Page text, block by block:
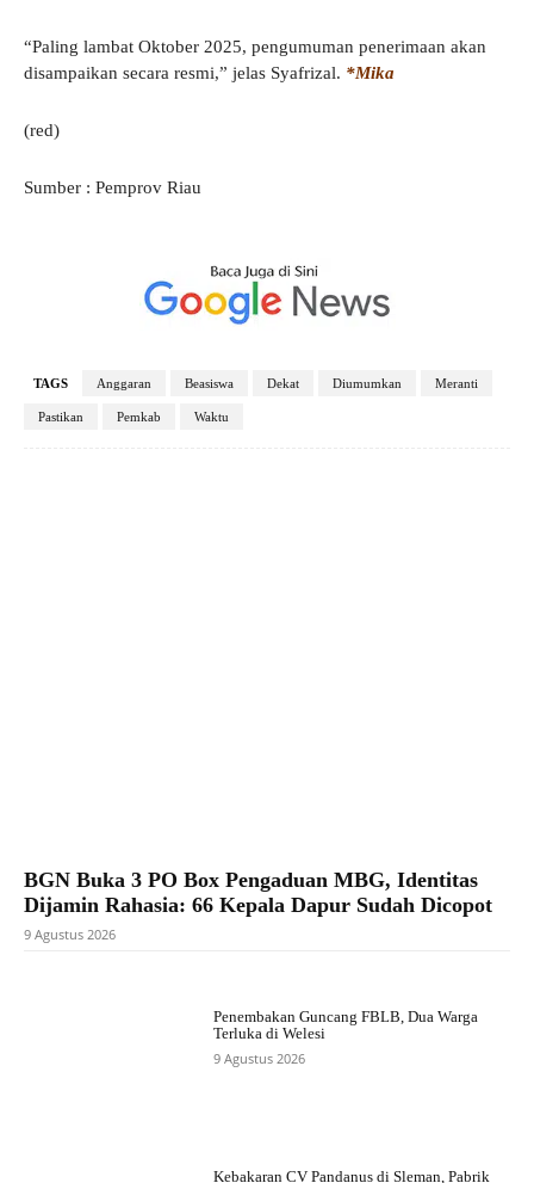
“Paling lambat Oktober 2025, pengumuman penerimaan akan
disampaikan secara resmi,” jelas Syafrizal. *Mika
(red)
Sumber : Pemprov Riau
TAGS Anggaran Beasiswa Dekat Diumumkan Meranti
Pastikan Pemkab Waktu
BGN Buka 3 PO Box Pengaduan MBG, Identitas
Dijamin Rahasia: 66 Kepala Dapur Sudah Dicopot
9 Agustus 2026
Penembakan Guncang FBLB, Dua Warga
Terluka di Welesi
9 Agustus 2026
Kebakaran CV Pandanus di Sleman, Pabrik